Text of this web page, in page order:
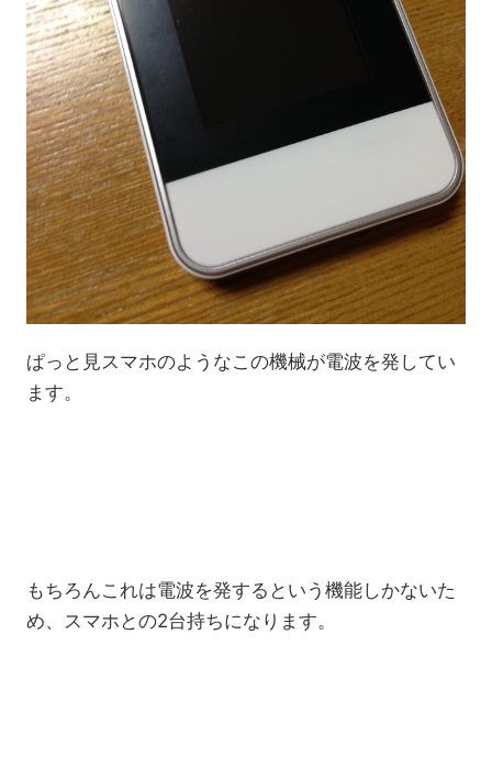
ぱっと見スマホのようなこの機械が電波を発してい
ます。
もちろんこれは電波を発するという機能しかないた
め、スマホとの2台持ちになります。